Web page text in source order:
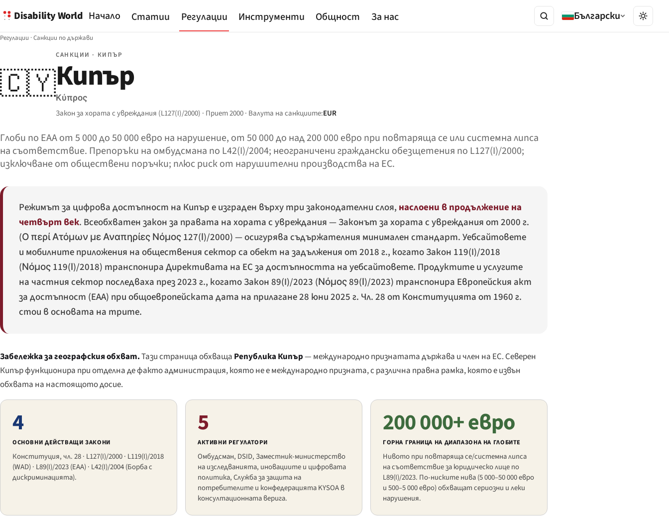
Disability World Начало Статии Регулации Инструменти Общност За нас Български
Регулации ·Санкции по държави
🇨🇾
САНКЦИИ · КИПЪР
Кипър
Κύπρος
Закон за хората с увреждания (L127(I)/2000) · Приет 2000 · Валута на санкциите:EUR
Глоби по EAA от 5 000 до 50 000 евро на нарушение, от 50 000 до над 200 000 евро при повтаряща се или системна липса
на съответствие. Препоръки на омбудсмана по L42(I)/2004; неограничени граждански обезщетения по L127(I)/2000;
изключване от обществени поръчки; плюс риск от нарушителни производства на ЕС.
Режимът за цифрова достъпност на Кипър е изграден върху три законодателни слоя, наслоени в продължение на
четвърт век. Всеобхватен закон за правата на хората с увреждания — Законът за хората с увреждания от 2000 г.
(Ο περί Ατόμων με Αναπηρίες Νόμος 127(Ι)/2000) — осигурява съдържателния минимален стандарт. Уебсайтовете
и мобилните приложения на обществения сектор са обект на задължения от 2018 г., когато Закон 119(I)/2018
(Νόμος 119(Ι)/2018) транспонира Директивата на ЕС за достъпността на уебсайтовете. Продуктите и услугите
на частния сектор последваха през 2023 г., когато Закон 89(I)/2023 (Νόμος 89(Ι)/2023) транспонира Европейския акт
за достъпност (EAA) при общоевропейската дата на прилагане 28 юни 2025 г. Чл. 28 от Конституцията от 1960 г.
стои в основата на трите.
Забележка за географския обхват.Тази страница обхваща Република Кипър— международно признатата държава и член на ЕС. Северен
Кипър функционира при отделна де факто администрация, която не е международно призната, с различна правна рамка, която е извън
обхвата на настоящото досие.
4
ОСНОВНИ ДЕЙСТВАЩИ ЗАКОНИ
Конституция, чл. 28 · L127(I)/2000 · L119(I)/2018
(WAD) · L89(I)/2023 (EAA) · L42(I)/2004 (Борба с
дискриминацията).
5
АКТИВНИ РЕГУЛАТОРИ
Омбудсман, DSID, Заместник-министерство
на изследванията, иновациите и цифровата
политика, Служба за защита на
потребителите и конфедерацията KYSOA в
консултационната верига.
200 000+ евро
ГОРНА ГРАНИЦА НА ДИАПАЗОНА НА ГЛОБИТЕ
Нивото при повтаряща се/системна липса
на съответствие за юридическо лице по
L89(I)/2023. По-ниските нива (5 000–50 000 евро
и 500–5 000 евро) обхващат сериозни и леки
нарушения.